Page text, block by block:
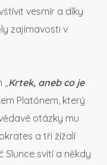
vesmír a díky
zajímavosti v
,,Krtek, aneb co je
Platónem, který
otázky mu
a tři žížalí
Slunce svítí a někdy